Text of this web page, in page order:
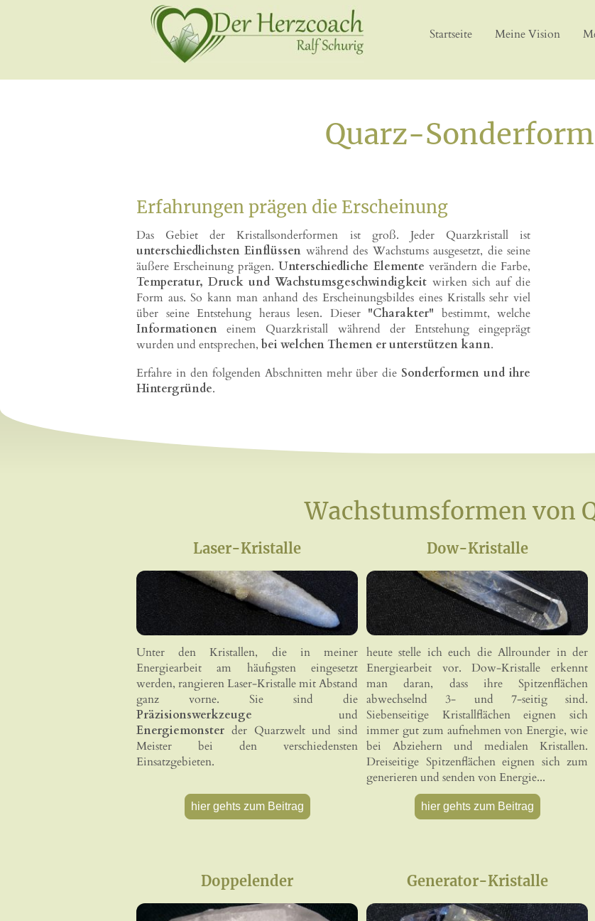
Startseite Meine Vision
Quarz-
Erfahrungen prägen die Erscheinung
Das Gebiet der Kristallsonderformen ist groß. Jeder Quarzkristall ist
unterschiedlichsten Einflüssen während des Wachstums ausgesetzt, die seine
äußere Erscheinung prägen.Unterschiedliche Elemente verändern die Farbe,
Temperatur, Druck und Wachstumsgeschwindigkeit wirken sich auf die
Form aus. So kann man anhand des Erscheinungsbildes eines Kristalls sehr viel
über seine Entstehung heraus lesen. Dieser "Charakter" bestimmt, welche
Informationeneinem Quarzkristall während der Entstehung eingeprägt
wurden und entsprechen, bei welchen Themen er unterstützen kann.
Erfahre in den folgenden Abschnitten mehr über die Sonderformen und ihre
Hintergründe.
Laser-Kristalle
Unter den Kristallen, die in meiner
Energiearbeit am häufigsten eingesetzt
werden, rangieren Laser-Kristalle mit Abstand
ganz vorne. Sie sind die
Präzisionswerkzeuge und
Energiemonster der Quarzwelt und sind
Meister bei den verschiedensten
Einsatzgebieten.
hier gehts zum Beitrag
Wachstumsformen von
Dow-Kristalle
heute stelle ich euch die Allrounder in der
Energiearbeit vor. Dow-Kristalle erkennt
man daran, dass ihre Spitzenflächen
abwechselnd 3- und 7-seitig sind.
Siebenseitige Kristallflächen eignen sich
immer gut zum aufnehmen von Energie, wie
bei Abziehern und medialen Kristallen.
Dreiseitige Spitzenflächen eignen sich zum
generieren und senden von Energie...
hier gehts zum Beitrag
Doppelender Generator-Kristalle